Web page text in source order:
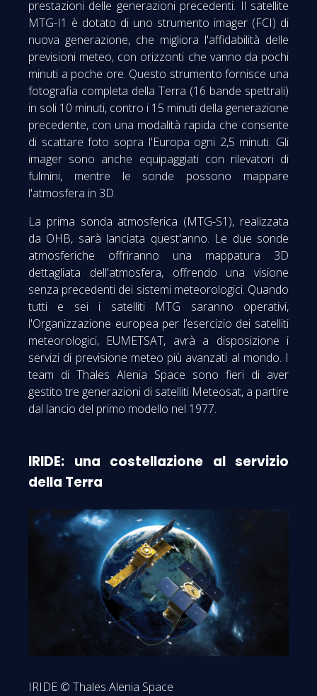
prestazioni delle generazioni precedenti. Il satellite
MTG-I1 è dotato di uno strumento imager (FCI) di
nuova generazione, che migliora l'affidabilità delle
previsioni meteo, con orizzonti che vanno da pochi
minuti a poche ore. Questo strumento fornisce una
fotografia completa della Terra (16 bande spettrali)
in soli 10 minuti, contro i 15 minuti della generazione
precedente, con una modalità rapida che consente
di scattare foto sopra l'Europa ogni 2,5 minuti. Gli
imager sono anche equipaggiati con rilevatori di
fulmini, mentre le sonde possono mappare
l'atmosfera in 3D.
La prima sonda atmosferica (MTG-S1), realizzata
da OHB, sarà lanciata quest'anno. Le due sonde
atmosferiche offriranno una mappatura 3D
dettagliata dell'atmosfera, offrendo una visione
senza precedenti dei sistemi meteorologici. Quando
tutti e sei i satelliti MTG saranno operativi,
l'Organizzazione europea per l’esercizio dei satelliti
meteorologici, EUMETSAT, avrà a disposizione i
servizi di previsione meteo più avanzati al mondo. I
team di Thales Alenia Space sono fieri di aver
gestito tre generazioni di satelliti Meteosat, a partire
dal lancio del primo modello nel 1977.
IRIDE: una costellazione al servizio
della Terra
IRIDE © Thales Alenia Space